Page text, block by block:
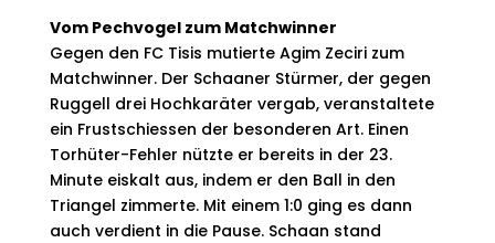
Vom Pechvogel zum Matchwinner
Gegen den FC Tisis mutierte Agim Zeciri zum
Matchwinner. Der Schaaner Stürmer, der gegen
Ruggell drei Hochkaräter vergab, veranstaltete
ein Frustschiessen der besonderen Art. Einen
Torhüter-Fehler nützte er bereits in der 23.
Minute eiskalt aus, indem er den Ball in den
Triangel zimmerte. Mit einem 1:0 ging es dann
auch verdient in die Pause. Schaan stand